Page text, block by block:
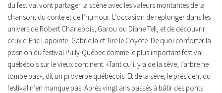
du festival vont partager la scène avec les valeurs montantes de la
chanson, du conte et de l’humour. L’occasion de replonger dans les
univers de Robert Charlebois, Garou ou Diane Tell, et de découvrir
ceux d’Eric Lapointe, Gabriella et Tire le Coyote. De quoi conforter la
position du festival Pully-Québec comme le plus important festival
québécois sur le vieux continent. «Tant qu’il y a de la sève, l’arbre ne
tombe pas», dit un proverbe québécois. Et de la sève, le président du
festival n’en manque pas. Après vingt ans passés à bâtir des ponts